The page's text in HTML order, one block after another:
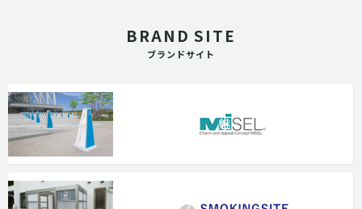
BRAND SITE
ブランドサイト